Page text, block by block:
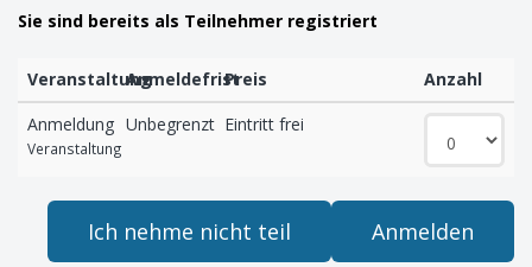
Sie sind bereits als Teilnehmer registriert
VeranstaltungAnmeldefristPreis
Anzahl
Anmeldung
Veranstaltung
Unbegrenzt Eintritt frei
Anmelden
Ich nehme nicht teil